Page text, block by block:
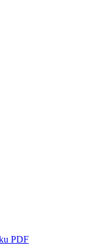
PDF